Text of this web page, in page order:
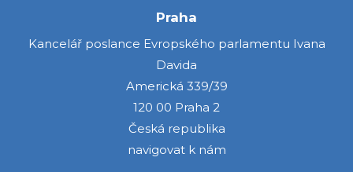
Praha
Kancelář poslance Evropského parlamentu Ivana
Davida
Americká 339/39
120 00 Praha 2
Česká republika
navigovat k nám